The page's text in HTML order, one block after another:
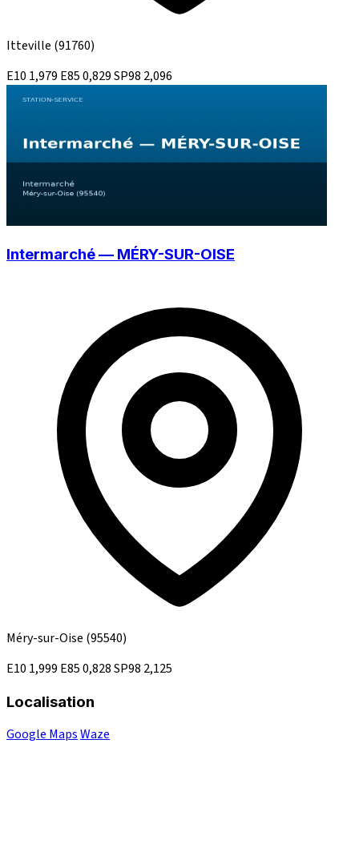
Itteville (91760)
E10 1,979 E850,829SP98 2,096
Intermarché — MÉRY-SUR-OISE
Méry-sur-Oise (95540)
E10 1,999 E850,828SP98 2,125
Localisation
Google MapsWaze